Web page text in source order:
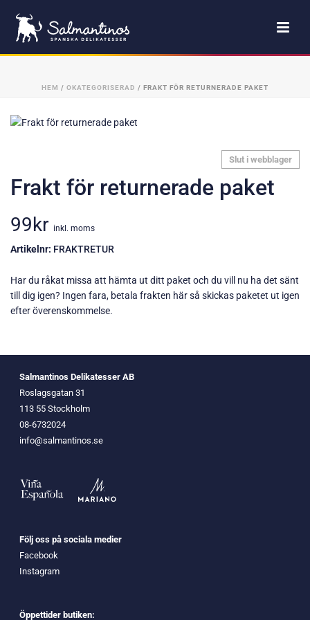
HEM / OKATEGORISERAD / FRAKT FÖR RETURNERADE PAKET
Slut i webblager
Frakt för returnerade paket
99kr inkl. moms
Artikelnr: FRAKTRETUR
Har du råkat missa att hämta ut ditt paket och du vill nu ha det sänt
till dig igen? Ingen fara, betala frakten här så skickas paketet ut igen
efter överenskommelse.
Salmantinos Delikatesser AB
Roslagsgatan 31
113 55 Stockholm
08-6732024
info@salmantinos.se
Följ oss på sociala medier
Facebook
Instagram
Öppettider butiken: